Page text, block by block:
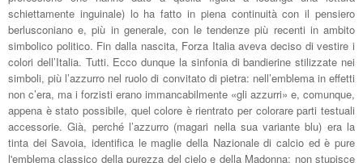
schiettamente inguinale) lo ha fatto in piena continuità con il pensiero
berlusconiano e, più in generale, con le tendenze più recenti in ambito
simbolico politico. Fin dalla nascita, Forza Italia aveva deciso di vestire i
colori dell’Italia. Tutti. Ecco dunque la sinfonia di bandierine stilizzate nei
simboli, più l’azzurro nel ruolo di convitato di pietra: nell’emblema in effetti
non c’era, ma i forzisti erano immancabilmente «gli azzurri» e, comunque,
appena è stato possibile, quel colore è rientrato per colorare parti testuali
accessorie. Già, perché l’azzurro (magari nella sua variante blu) era la
tinta dei Savoia, identifica le maglie della Nazionale di calcio ed è pure
l'emblema classico della purezza del cielo e della Madonna: non stupisce